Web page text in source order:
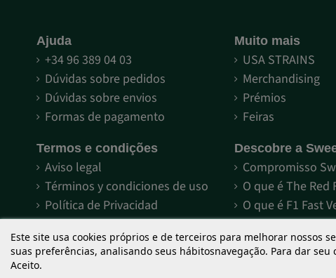
Ajuda
+34 96 389 04 03
Dúvidas sobre pedidos
Dúvidas sobre envios
Formas de pagamento
Muito mais
USA STRAINS
Merchandising
Prémios
Feiras
Termos e condições
Aviso legal
Términos y condiciones de uso
Política de Privacidad
Cookies
Derechos reservados
Descobre a
Compromisso
O que é The Red
O que é F1 Fast
Sementes
Este site usa cookies próprios e de terceiros para melhorar nossos
suas preferências, analisando seus hábitosnavegação. Para dar
Aceito.